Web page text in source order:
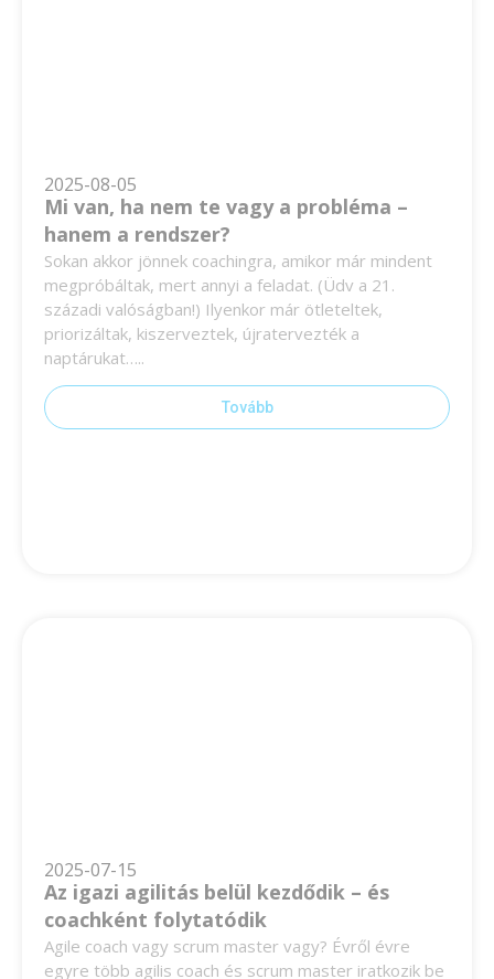
2025-08-05
Mi van, ha nem te vagy a probléma –
hanem a rendszer?
Sokan akkor jönnek coachingra, amikor már mindent
megpróbáltak, mert annyi a feladat. (Üdv a 21.
századi valóságban!) Ilyenkor már ötleteltek,
priorizáltak, kiszerveztek, újratervezték a
naptárukat…..
Tovább
2025-07-15
Az igazi agilitás belül kezdődik – és
coachként folytatódik
Agile coach vagy scrum master vagy? Évről évre
egyre több agilis coach és scrum master iratkozik be